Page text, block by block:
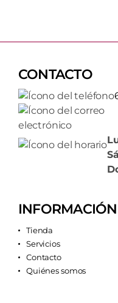
CONTACTO
INFORMACIÓN
Tienda
Servicios
Contacto
Quiénes somos